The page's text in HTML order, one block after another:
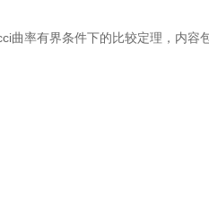
曲率有界条件下的比较定理，内容